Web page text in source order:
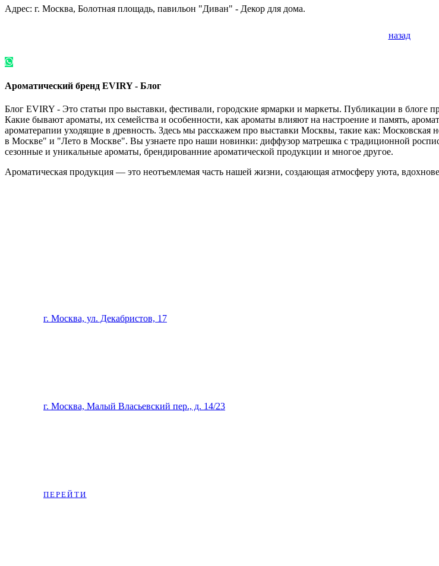
Адрес: г. Москва, Болотная площадь, павильон "Диван" - Декор для дома.
назад
Ароматический бренд EVIRY - Блог
Блог EVIRY - Это статьи про выставки, фестивали, городские ярмарки и маркеты. Публикации в
Какие бывают ароматы, их семейства и особенности, как ароматы влияют на настроение и память,
ароматерапии уходящие в древность. Здесь мы расскажем про выставки Москвы, такие как: Московская
в Москве" и "Лето в Москве". Вы узнаете про наши новинки: диффузор матрешка с традиционной
сезонные и уникальные ароматы, брендированние ароматической продукции и многое другое.
Ароматическая продукция — это неотъемлемая часть нашей жизни, создающая атмосферу уюта,
г. Москва, ул. Декабристов, 17
г. Москва, Малый Власьевский пер., д. 14/23
ПЕРЕЙТИ